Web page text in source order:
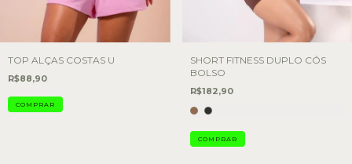
TOP ALÇAS COSTAS U
R$88,90
COMPRAR
SHORT FITNESS DUPLO CÓS
BOLSO
R$182,90
COMPRAR